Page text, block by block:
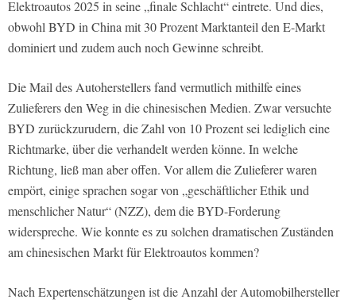
Elektroautos 2025 in seine „finale Schlacht“ eintrete. Und dies,
obwohl BYD in China mit 30 Prozent Marktanteil den E-Markt
dominiert und zudem auch noch Gewinne schreibt.
Die Mail des Autoherstellers fand vermutlich mithilfe eines
Zulieferers den Weg in die chinesischen Medien. Zwar versuchte
BYD zurückzurudern, die Zahl von 10 Prozent sei lediglich eine
Richtmarke, über die verhandelt werden könne. In welche
Richtung, ließ man aber offen. Vor allem die Zulieferer waren
empört, einige sprachen sogar von „geschäftlicher Ethik und
menschlicher Natur“ (NZZ), dem die BYD-Forderung
widerspreche. Wie konnte es zu solchen dramatischen Zuständen
am chinesischen Markt für Elektroautos kommen?
Nach Expertenschätzungen ist die Anzahl der Automobilhersteller